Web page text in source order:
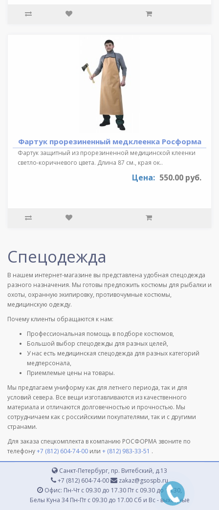
Фартук прорезиненный медклеенка Росформа
Фартук защитный из прорезиненной медицинской клеенки
светло-коричневого цвета. Длина 87 см., края ок..
Цена: 550.00 руб.
Спецодежда
В нашем интернет-магазине вы представлена удобная спецодежда
разного назначения. Мы готовы предложить костюмы для рыбалки и
охоты, охранную экипировку, противочумные костюмы,
медицинскую одежду.
Почему клиенты обращаются к нам:
Профессиональная помощь в подборе костюмов,
Большой выбор спецодежды для разных целей,
У нас есть медицинская спецодежда для разных категорий
медперсонала,
Приемлемые цены на товары.
Мы предлагаем униформу как для летнего периода, так и для
условий севера. Все вещи изготавливаются из качественного
материала и отличаются долговечностью и прочностью. Мы
сотрудничаем как с российскими покупателями, так и с другими
странами.
Для заказа спецкомплекта в компанию РОСФОРМА звоните по
телефону+7 (812) 604-74-00 или + (812) 983-33-51 .
Санкт-Петербург, пр. Витебский, д.13
+7 (812) 604-74-00
zakaz@gsospb.ru
Офис: Пн-Чт с 09.30 до 17.30 Пт с 09.30 до 16.30,
Белы Куна 34 Пн-Пт с 09.30 до 17.00 Сб и Вс - выходные